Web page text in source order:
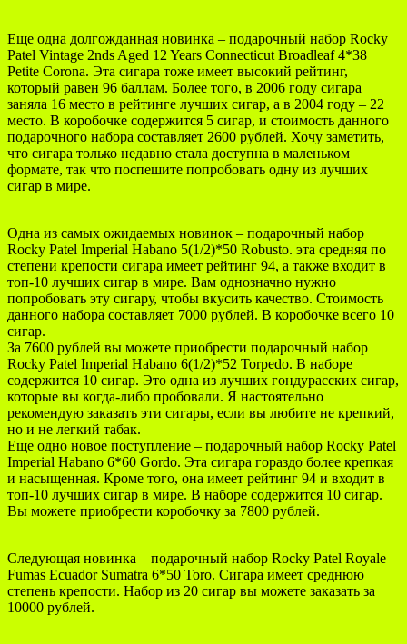
Еще одна долгожданная новинка – подарочный набор Rocky
Patel Vintage 2nds Aged 12 Years Connecticut Broadleaf 4*38
Petite Corona. Эта сигара тоже имеет высокий рейтинг,
который равен 96 баллам. Более того, в 2006 году сигара
заняла 16 место в рейтинге лучших сигар, а в 2004 году – 22
место. В коробочке содержится 5 сигар, и стоимость данного
подарочного набора составляет 2600 рублей. Хочу заметить,
что сигара только недавно стала доступна в маленьком
формате, так что поспешите попробовать одну из лучших
сигар в мире.
Одна из самых ожидаемых новинок – подарочный набор
Rocky Patel Imperial Habano 5(1/2)*50 Robusto. эта средняя по
степени крепости сигара имеет рейтинг 94, а также входит в
топ-10 лучших сигар в мире. Вам однозначно нужно
попробовать эту сигару, чтобы вкусить качество. Стоимость
данного набора составляет 7000 рублей. В коробочке всего 10
сигар.
За 7600 рублей вы можете приобрести подарочный набор
Rocky Patel Imperial Habano 6(1/2)*52 Torpedo. В наборе
содержится 10 сигар. Это одна из лучших гондурасских сигар,
которые вы когда-либо пробовали. Я настоятельно
рекомендую заказать эти сигары, если вы любите не крепкий,
но и не легкий табак.
Еще одно новое поступление – подарочный набор Rocky Patel
Imperial Habano 6*60 Gordo. Эта сигара гораздо более крепкая
и насыщенная. Кроме того, она имеет рейтинг 94 и входит в
топ-10 лучших сигар в мире. В наборе содержится 10 сигар.
Вы можете приобрести коробочку за 7800 рублей.
Следующая новинка – подарочный набор Rocky Patel Royale
Fumas Ecuador Sumatra 6*50 Toro. Сигара имеет среднюю
степень крепости. Набор из 20 сигар вы можете заказать за
10000 рублей.